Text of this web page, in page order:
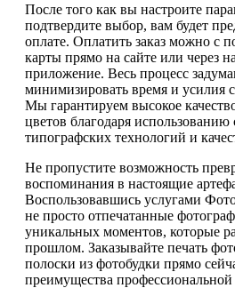
После того как вы настроите
подтвердите выбор, вам будет
оплате. Оплатить заказ можно с
карты прямо на сайте или через
приложение. Весь процесс
минимизировать время и усилия
Мы гарантируем высокое
цветов благодаря
типографских технологий и
Не пропустите возможность
воспоминания в настоящие
Воспользовавшись услугами
не просто отпечатанные
уникальных моментов, которые
прошлом. Заказывайте печать
полоски из фотобудки прямо
преимущества профессиональной